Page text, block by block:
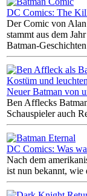
DC Comics: The
Der Comic von
stammt aus dem
Batman-
Neuer Batman von
Ben Afflecks
Schauspieler auch
DC Comics: Was
Nach dem
ist nun bekannt, wie